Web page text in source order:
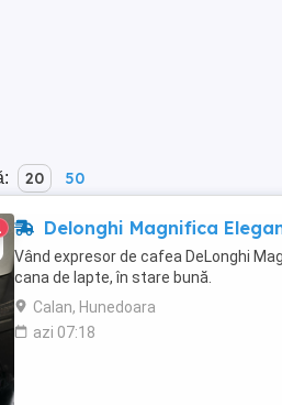
20 50
Delonghi Magnifica
Vând expresor de cafea DeLonghi
cana de lapte, în stare bună.
Calan, Hunedoara
azi 07:18